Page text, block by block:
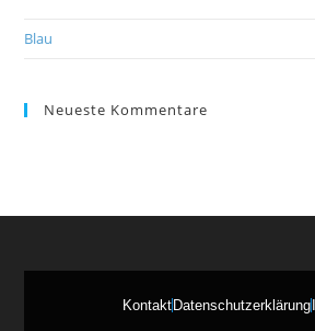
Blau
Neueste Kommentare
Kontakt Datenschutzerklärung